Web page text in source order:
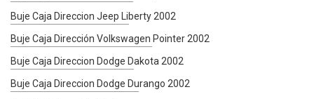
Buje Caja Direccion Jeep Liberty 2002
Buje Caja Dirección Volkswagen Pointer 2002
Buje Caja Direccion Dodge Dakota 2002
Buje Caja Direccion Dodge Durango 2002